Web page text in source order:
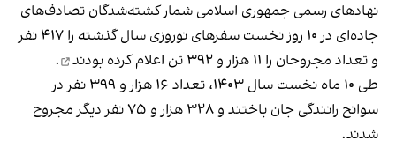
نهادهای رسمی جمهوری اسلامی شمار کشته‌شدگان تصادف‌های
جاده‌ای در ۱۰ روز نخست سفرهای نوروزی سال گذشته را ۴۱۷ نفر
و تعداد مجروحان را ۱۱ هزار و ۳۹۲ تن
اعلام کرده بودند
.
طی ۱۰ ماه نخست سال ۱۴۰۳، تعداد ۱۶ هزار و ۳۹۹ نفر در
سوانح رانندگی جان باختند و ۳۲۸ هزار و ۷۵ نفر دیگر مجروح
شدند.